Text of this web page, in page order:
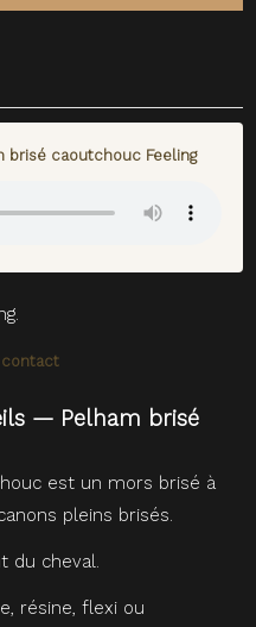
brisé caoutchouc Feeling
— Pelham brisé
est un mors brisé à
pleins brisés.
du cheval.
résine, flexi ou